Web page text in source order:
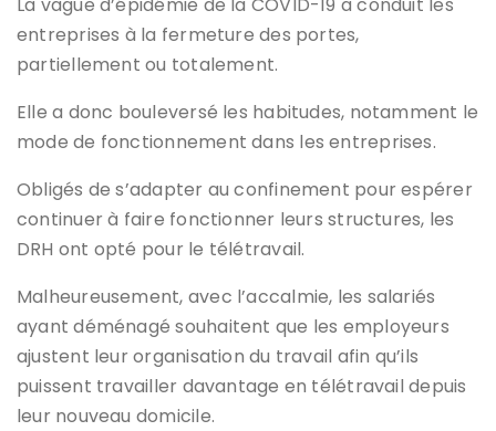
entreprises à la fermeture des portes,
partiellement ou totalement.
Elle a donc bouleversé les habitudes, notamment le
mode de fonctionnement dans les entreprises.
Obligés de s’adapter au confinement pour espérer
continuer à faire fonctionner leurs structures, les
DRH ont opté pour le télétravail.
Malheureusement, avec l’accalmie, les salariés
ayant déménagé souhaitent que les employeurs
ajustent leur organisation du travail afin qu’ils
puissent travailler davantage en télétravail depuis
leur nouveau domicile.